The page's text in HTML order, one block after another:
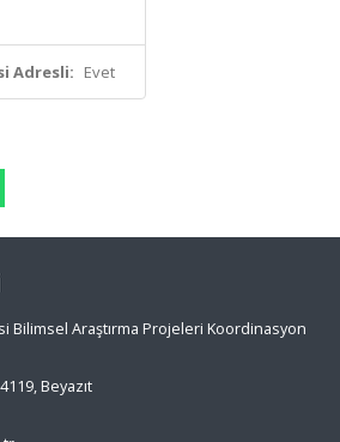
Adresli: Evet
Bilimsel Araştırma Projeleri Koordinasyon
Beyazıt